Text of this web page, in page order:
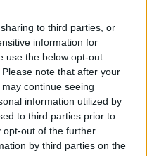
to third parties, or
information for
use the below opt-out
note that after your
continue seeing
information utilized by
to third parties prior to
opt-out of the further
by third parties on the
a